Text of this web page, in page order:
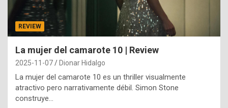
REVIEW
La mujer del camarote 10 | Review
2025-11-07 Dionar Hidalgo
La mujer del camarote 10 es un thriller visualmente
atractivo pero narrativamente débil. Simon Stone
construye…